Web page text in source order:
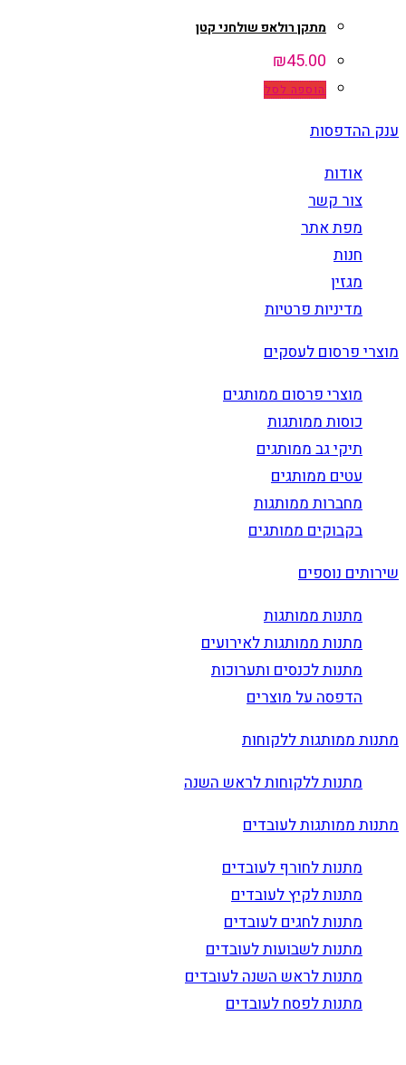
מתקן רולאפ שולחני קטן
₪45.00
הוספה לסל
ענק ההדפסות
אודות
צור קשר
מפת אתר
חנות
מגזין
מדיניות פרטיות
מוצרי פרסום לעסקים
מוצרי פרסום ממותגים
כוסות ממותגות
תיקי גב ממותגים
עטים ממותגים
מחברות ממותגות
בקבוקים ממותגים
שירותים נוספים
מתנות ממותגות
מתנות ממותגות לאירועים
מתנות לכנסים ותערוכות
הדפסה על מוצרים
מתנות ממותגות ללקוחות
מתנות ללקוחות לראש השנה
מתנות ממותגות לעובדים
מתנות לחורף לעובדים
מתנות לקיץ לעובדים
מתנות לחגים לעובדים
מתנות לשבועות לעובדים
מתנות לראש השנה לעובדים
מתנות לפסח לעובדים